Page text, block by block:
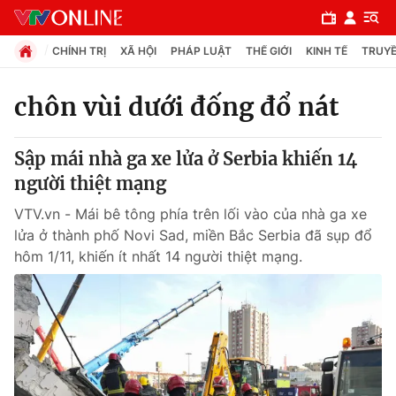
Chuyên mục
Chính trị
Xã hội
Pháp luật
Y tế
Thế giới
CHÍNH TRỊ XÃ HỘI PHÁP LUẬT THẾ GIỚI KINH TẾ
chôn vùi dưới đống đổ nát
Sập mái nhà ga xe lửa ở Serbia khiến 14
người thiệt mạng
VTV.vn - Mái bê tông phía trên lối vào của nhà ga xe
lửa ở thành phố Novi Sad, miền Bắc Serbia đã sụp đổ
hôm 1/11, khiến ít nhất 14 người thiệt mạng.